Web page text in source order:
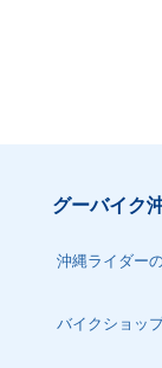
グーバイク
沖縄ライダー
バイクショッ